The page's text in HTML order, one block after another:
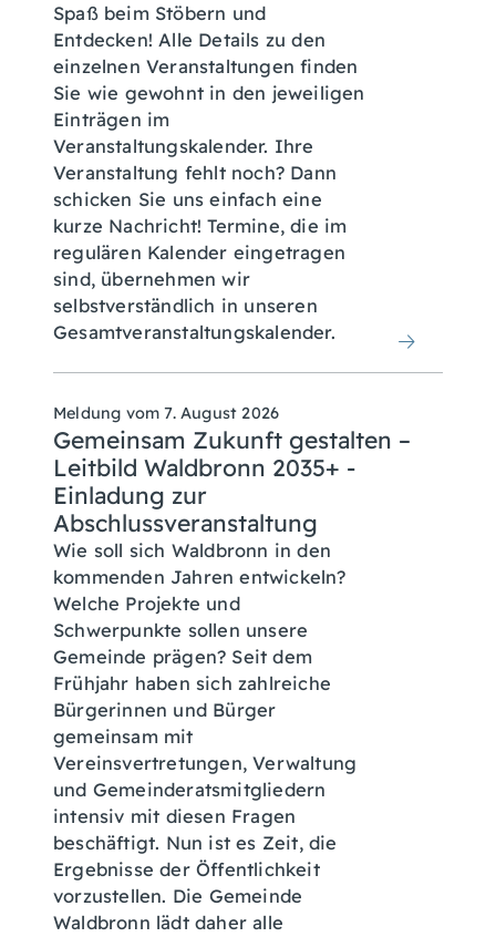
Spaß beim Stöbern und
Entdecken! Alle Details zu den
einzelnen Veranstaltungen finden
Sie wie gewohnt in den jeweiligen
Einträgen im
Veranstaltungskalender. Ihre
Veranstaltung fehlt noch? Dann
schicken Sie uns einfach eine
kurze Nachricht! Termine, die im
regulären Kalender eingetragen
sind, übernehmen wir
selbstverständlich in unseren
Gesamtveranstaltungskalender.
Meldung vom 7. August 2026
Gemeinsam Zukunft gestalten –
Leitbild Waldbronn 2035+ -
Einladung zur
Abschlussveranstaltung
Wie soll sich Waldbronn in den
kommenden Jahren entwickeln?
Welche Projekte und
Schwerpunkte sollen unsere
Gemeinde prägen? Seit dem
Frühjahr haben sich zahlreiche
Bürgerinnen und Bürger
gemeinsam mit
Vereinsvertretungen, Verwaltung
und Gemeinderatsmitgliedern
intensiv mit diesen Fragen
beschäftigt. Nun ist es Zeit, die
Ergebnisse der Öffentlichkeit
vorzustellen. Die Gemeinde
Waldbronn lädt daher alle